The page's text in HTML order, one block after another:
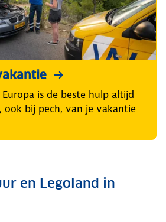
is de beste hulp altijd
ook bij pech, van je vakantie
en Legoland in